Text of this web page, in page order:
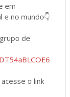
em
e no mundo👇
de
o link